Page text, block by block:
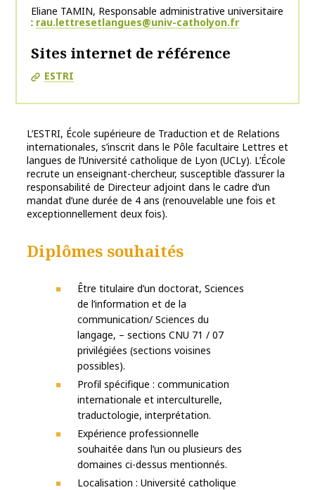
Eliane TAMIN, Responsable administrative universitaire
rau.lettresetlangues@univ-catholyon.fr
Sites internet de référence
ESTRI
L’ESTRI, École supérieure de Traduction et de Relations
internationales, s’inscrit dans le Pôle facultaire Lettres et
langues de l’Université catholique de Lyon (UCLy). L’École
recrute un enseignant-chercheur, susceptible d’assurer la
responsabilité de Directeur adjoint dans le cadre d’un
mandat d’une durée de 4 ans (renouvelable une fois et
exceptionnellement deux fois).
Diplômes souhaités
Être titulaire d’un doctorat, Sciences
de l’information et de la
communication/ Sciences du
langage, – sections CNU 71 / 07
privilégiées (sections voisines
possibles).
Profil spécifique : communication
internationale et interculturelle,
traductologie, interprétation.
Expérience professionnelle
souhaitée dans l’un ou plusieurs des
domaines ci-dessus mentionnés.
Localisation : Université catholique